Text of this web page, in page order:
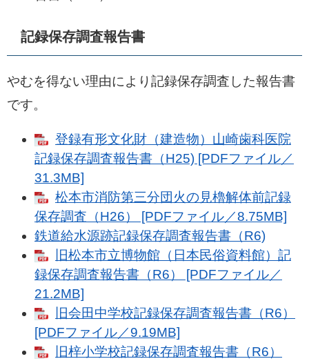
記録保存調査報告書
やむを得ない理由により記録保存調査した報告書
です。
登録有形文化財（建造物）山崎歯科医院
記録保存調査報告書（H25) [PDFファイル／
31.3MB]
松本市消防第三分団火の見櫓解体前記録
保存調査（H26） [PDFファイル／8.75MB]
鉄道給水源跡記録保存調査報告書（R6)
旧松本市立博物館（日本民俗資料館）記
録保存調査報告書（R6） [PDFファイル／
21.2MB]
旧会田中学校記録保存調査報告書（R6）
[PDFファイル／9.19MB]
旧梓小学校記録保存調査報告書（R6）